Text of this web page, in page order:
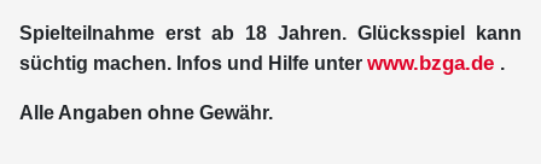
Spielteilnahme erst ab 18 Jahren. Glücksspiel kann
süchtig machen. Infos und Hilfe unter www.bzga.de .
Alle Angaben ohne Gewähr.